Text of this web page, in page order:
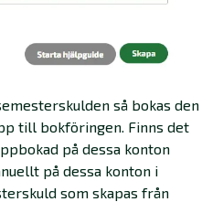
så bokas den
till bokföringen. Finns det
på dessa konton
på dessa konton i
som skapas från